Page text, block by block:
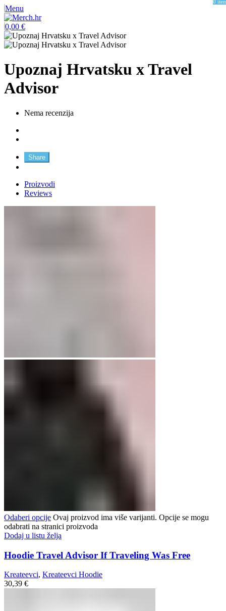
Menu
0
0,00 €
Upoznaj Hrvatsku x Travel
Advisor
Nema recenzija
Share
Proizvodi
Reviews
Odaberi opcije Ovaj proizvod ima više varijanti. Opcije se mogu
odabrati na stranici proizvoda
Dodaj u listu želja
Hoodie Travel Advisor If Traveling Was Free
Kreateevci, Kreateevci Hoodie
30,39 €